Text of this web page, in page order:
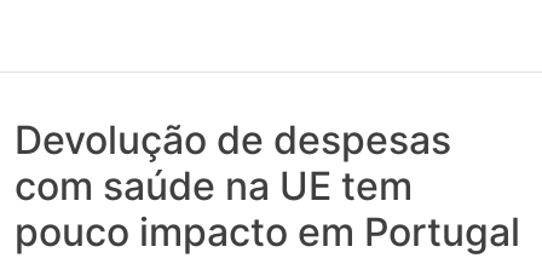
Devolução de despesas
com saúde na UE tem
pouco impacto em Portugal